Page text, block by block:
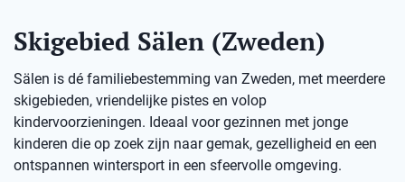
Skigebied Sälen (Zweden)
Sälen is dé familiebestemming van Zweden, met meerdere
skigebieden, vriendelijke pistes en volop
kindervoorzieningen. Ideaal voor gezinnen met jonge
kinderen die op zoek zijn naar gemak, gezelligheid en een
ontspannen wintersport in een sfeervolle omgeving.